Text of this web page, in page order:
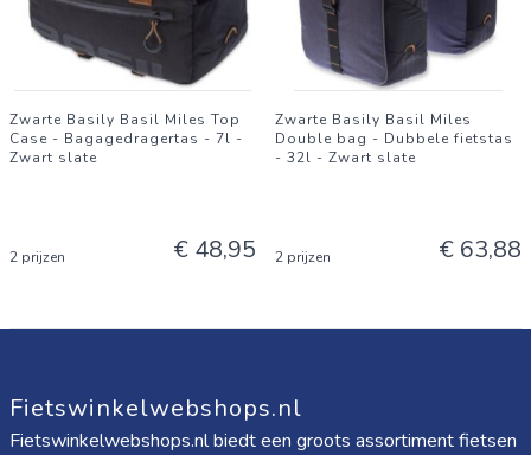
Zwarte Basily Basil Miles Top
Case - Bagagedragertas - 7l -
Zwart slate
2 prijzen € 48,95
Zwarte Basily Basil Miles
Double bag - Dubbele fietstas
- 32l - Zwart slate
2 prijzen € 63,88
Fietswinkelwebshops.nl
Fietswinkelwebshops.nl biedt een groots assortiment fietsen